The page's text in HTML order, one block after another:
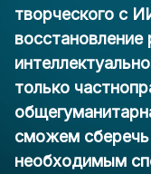
творческого с
только
сможем сберечь
необходимым